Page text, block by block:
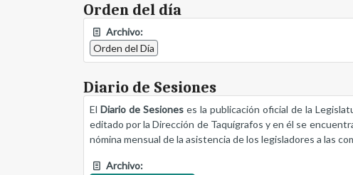
Orden del día
Archivo:
Orden del Día
Diario de Sesiones
ElDiario de Sesiones es la publicación oficial de la
editado por la Dirección de Taquígrafos y en él se
nómina mensual de la asistencia de los legisladores a las
Archivo: